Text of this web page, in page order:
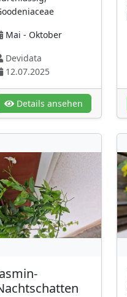
Mai - Oktober
Devidata
12.07.2025
Details ansehen